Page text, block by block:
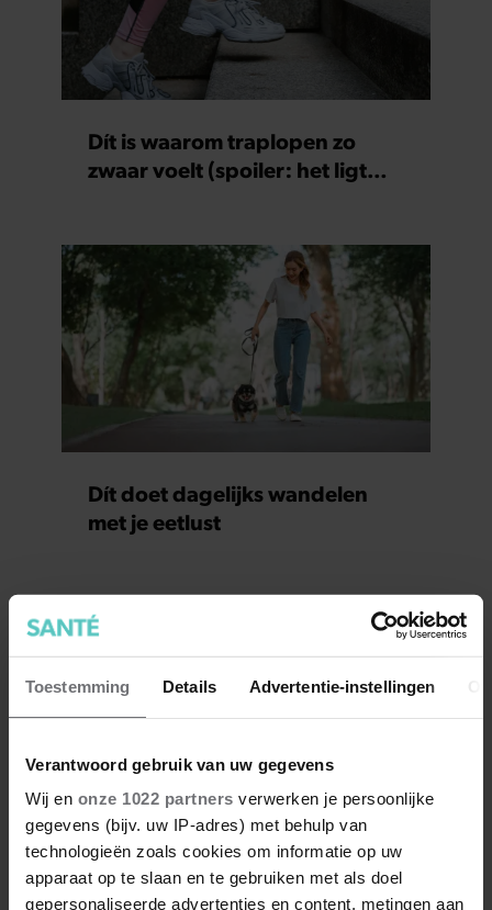
Toestemming Details Advertentie-instellingen
Verantwoord gebruik van uw gegevens
Wij en onze 1022 partners verwerken je persoonlijke
gegevens (bijv. uw IP-adres) met behulp van
technologieën zoals cookies om informatie op uw
apparaat op te slaan en te gebruiken met als doel
gepersonaliseerde advertenties en content, metingen aan
Dít is waarom traplopen zo
zwaar voelt (spoiler: het ligt
Dít doet dagelijks wandelen
met je eetlust
30 graden? Dit is de beste
kleding om te dragen bij warm
weer